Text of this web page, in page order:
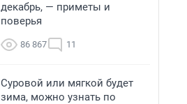
декабрь, — приметы и
поверья
86 867 11
Суровой или мягкой будет
зима, можно узнать по